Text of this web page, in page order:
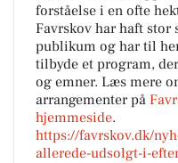
forståelse i en ofte
Favrskov har haft stor
publikum og har til
tilbyde et program,
og emner. Læs mere
arrangementer på
hjemmeside.
https://favrskov.dk/
allerede-udsolgt-i-